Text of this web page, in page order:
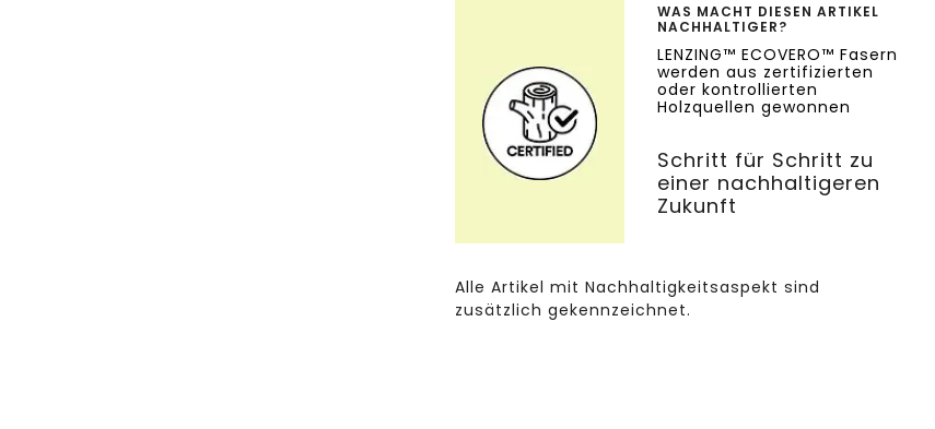
WAS MACHT DIESEN ARTIKEL
NACHHALTIGER?
LENZING™ ECOVERO™ Fasern
werden aus zertifizierten
oder kontrollierten
Holzquellen gewonnen
Schritt für Schritt zu
einer nachhaltigeren
Zukunft
Alle Artikel mit Nachhaltigkeitsaspekt sind
zusätzlich gekennzeichnet.